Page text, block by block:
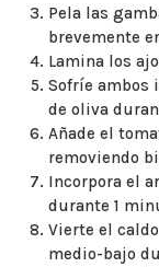
Pela las
brevemente
Lamina los
Sofríe ambos
de oliva
Añade el
removiendo
Incorpora el
durante 1
Vierte el
medio-bajo